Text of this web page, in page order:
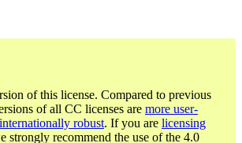
of this license. Compared to previous
of all CC licenses are more user-
robust. If you are licensing
strongly recommend the use of the 4.0